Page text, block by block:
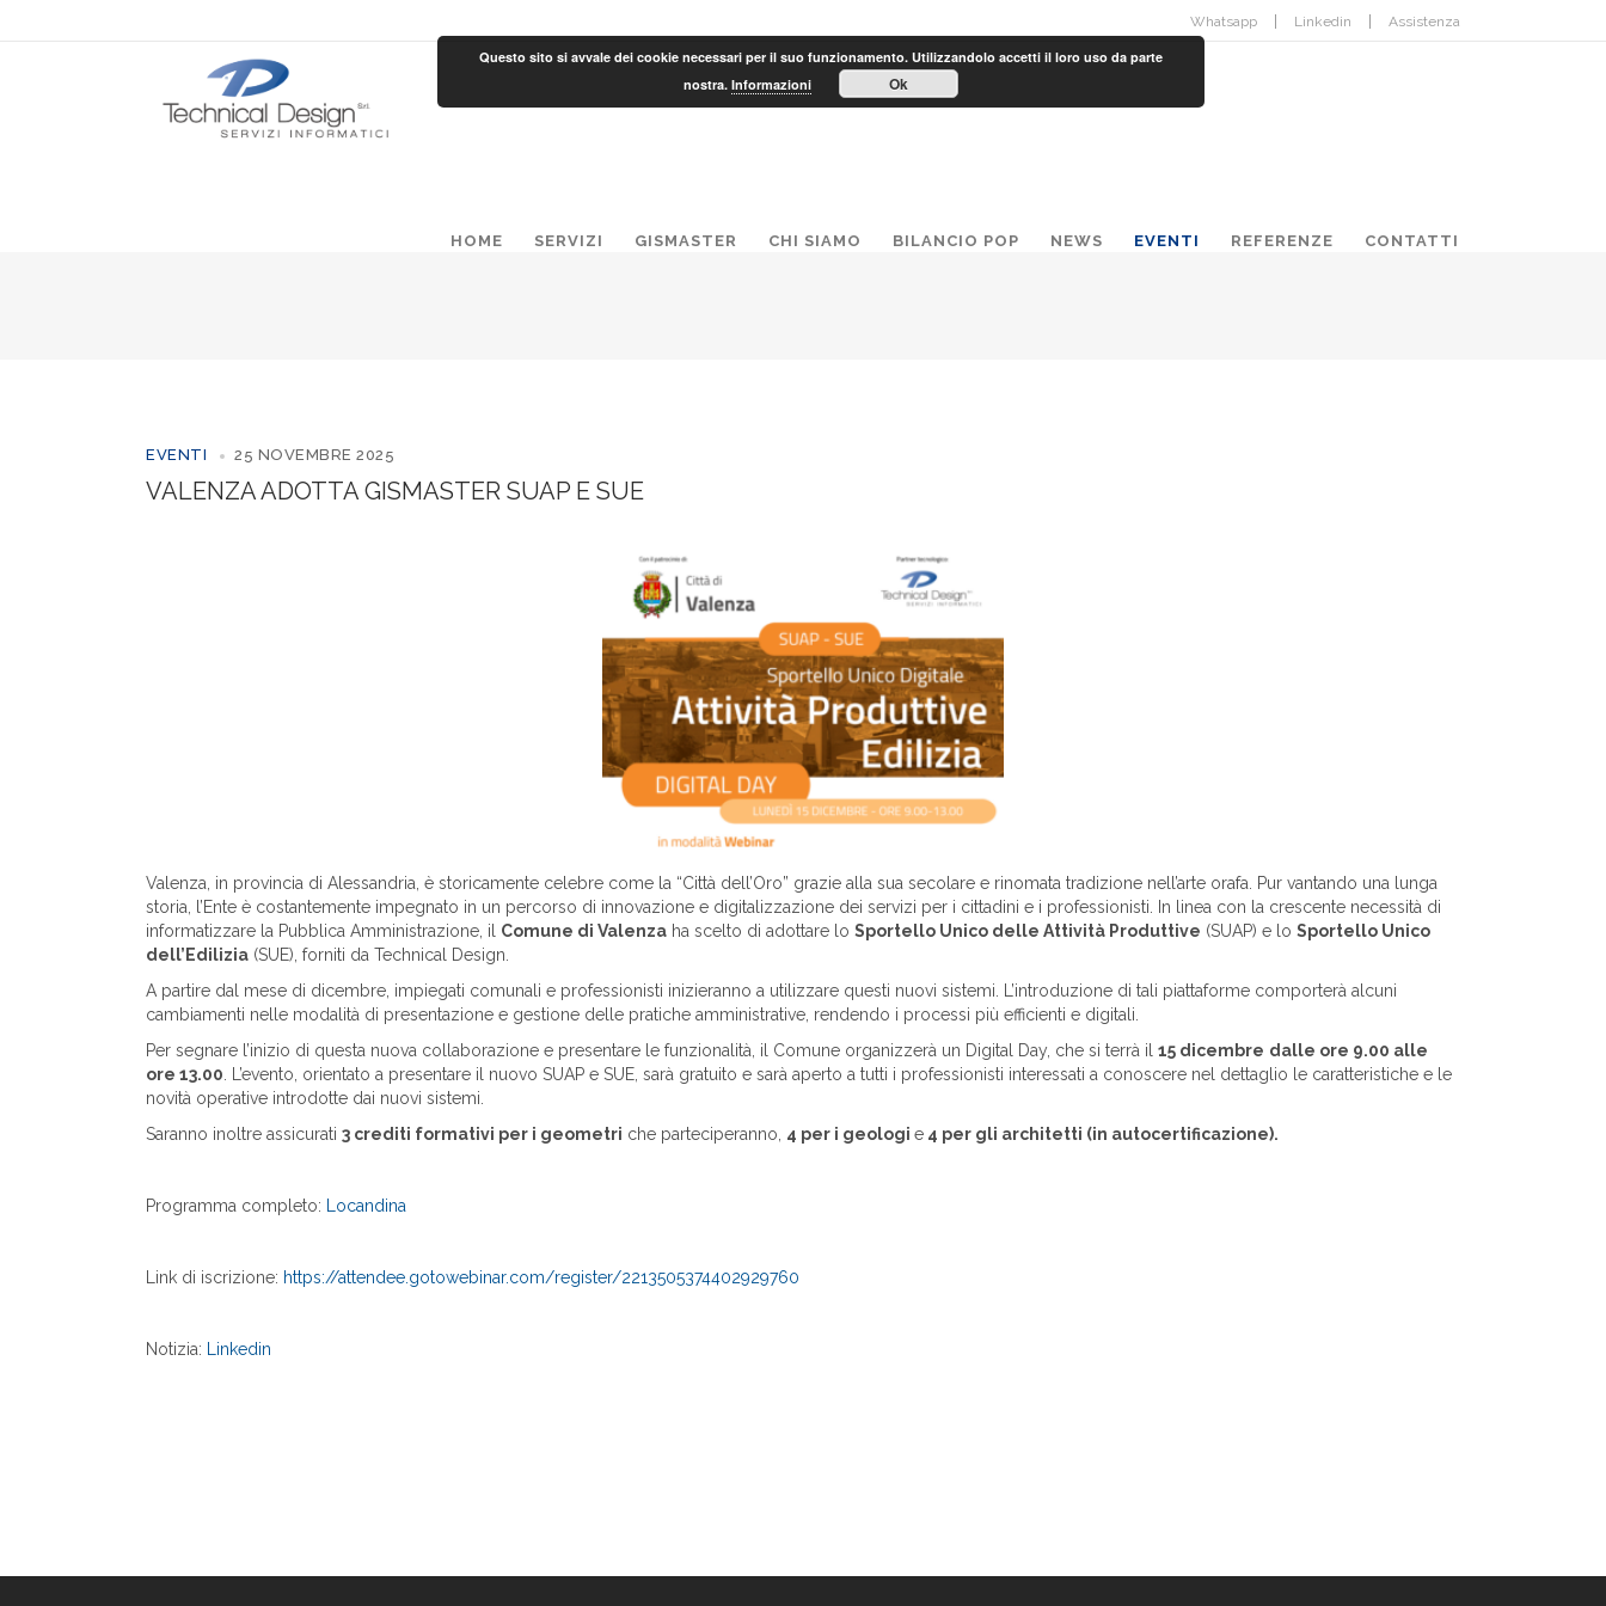
Whatsapp Linkedin Assistenza
HOME SERVIZI GISMASTER CHI SIAMO BILANCIO POP NEWS EVENTI REFERENZE CONTATTI
EVENTI 25 NOVEMBRE 2025
VALENZA ADOTTA GISMASTER SUAP E SUE
Valenza, in provincia di Alessandria, è storicamente celebre come la “Città dell’Oro” grazie alla sua secolare e rinomata tradizione nell’arte orafa. Pur vantando una lunga
storia, l’Ente è costantemente impegnato in un percorso di innovazione e digitalizzazione dei servizi per i cittadini e i professionisti. In linea con la crescente necessità di
informatizzare la Pubblica Amministrazione, il Comune di Valenza ha scelto di adottare lo Sportello Unico delle Attività Produttive (SUAP) e lo Sportello Unico
dell’Edilizia (SUE), forniti da Technical Design.
A partire dal mese di dicembre, impiegati comunali e professionisti inizieranno a utilizzare questi nuovi sistemi. L’introduzione di tali piattaforme comporterà alcuni
cambiamenti nelle modalità di presentazione e gestione delle pratiche amministrative, rendendo i processi più efficienti e digitali.
Per segnare l’inizio di questa nuova collaborazione e presentare le funzionalità, il Comune organizzerà un Digital Day, che si terrà il 15 dicembre dalle ore 9.00 alle
ore 13.00 . L’evento, orientato a presentare il nuovo SUAP e SUE, sarà gratuito e sarà aperto a tutti i professionisti interessati a conoscere nel dettaglio le caratteristiche e le
novità operative introdotte dai nuovi sistemi.
Saranno inoltre assicurati 3 crediti formativi per i geometri che parteciperanno, 4 per i geologi e 4 per gli architetti (in autocertificazione).
Programma completo: Locandina
Link di iscrizione: https://attendee.gotowebinar.com/register/2213505374402929760
Notizia: Linkedin
Questo sito si avvale dei cookie necessari per il suo funzionamento. Utilizzandolo accetti il loro uso da parte
nostra. Informazioni Ok